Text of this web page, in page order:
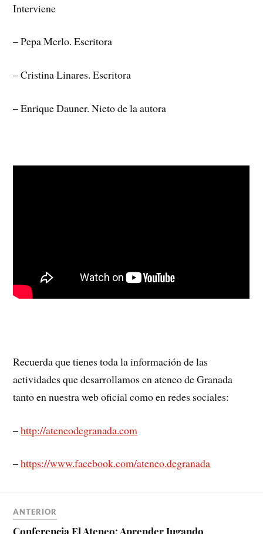
Interviene
– Pepa Merlo. Escritora
– Cristina Linares. Escritora
– Enrique Dauner. Nieto de la autora
Recuerda que tienes toda la información de las
actividades que desarrollamos en ateneo de Granada
tanto en nuestra web oficial como en redes sociales:
–http://ateneodegranada.com
–https://www.facebook.com/ateneo.degranada
ANTERIOR
Conferencia El Ateneo: Aprender Jugando